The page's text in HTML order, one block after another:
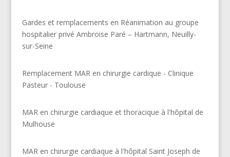
Gardes et remplacements en Réanimation au groupe
hospitalier privé Ambroise Paré – Hartmann, Neuilly-
sur-Seine
Remplacement MAR en chirurgie cardique - Clinique
Pasteur - Toulouse
MAR en chirurgie cardiaque et thoracique à l'hôpital de
Mulhouse
MAR en chirurgie cardiaque à l'hôpital Saint Joseph de